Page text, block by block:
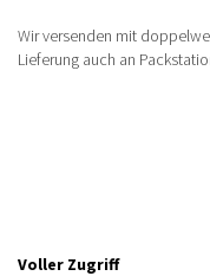
Wir versenden mit
Lieferung auch an
Voller Zugriff